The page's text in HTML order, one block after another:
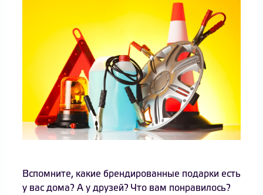
Вспомните, какие брендированные подарки есть
у вас дома? А у друзей? Что вам понравилось?